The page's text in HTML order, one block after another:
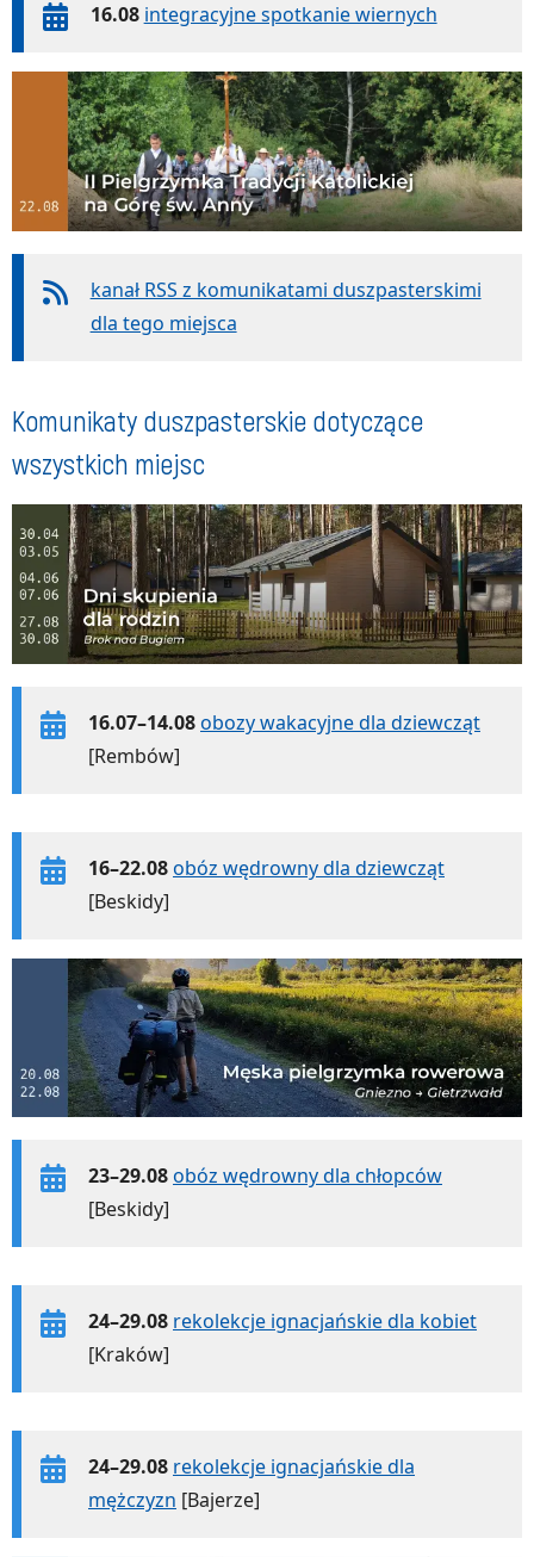
16.08 integracyjne spotkanie wiernych
kanał RSS z komunikatami duszpasterskimi
dla tego miejsca
Komunikaty duszpasterskie dotyczące
wszystkich miejsc
16.07–14.08obozy wakacyjne dla dziewcząt
[Rembów]
16–22.08obóz wędrowny dla dziewcząt
[Beskidy]
23–29.08obóz wędrowny dla chłopców
[Beskidy]
24–29.08 rekolekcje ignacjańskie dla kobiet
[Kraków]
24–29.08 rekolekcje ignacjańskie dla
mężczyzn [Bajerze]